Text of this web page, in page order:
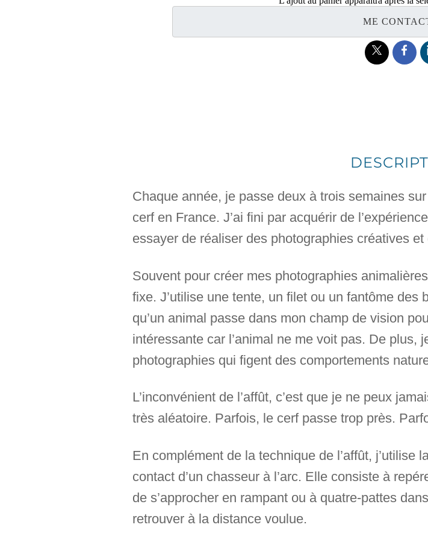
ME
Chaque année, je passe deux à trois semaines
cerf en France. J’ai fini par acquérir de
essayer de réaliser des photographies créatives et
Souvent pour créer mes photographies
fixe. J’utilise une tente, un filet ou un fantôme des
qu’un animal passe dans mon champ de vision
intéressante car l’animal ne me voit pas. De plus,
photographies qui figent des comportements
L’inconvénient de l’affût, c’est que je ne peux
très aléatoire. Parfois, le cerf passe trop près.
En complément de la technique de l’affût, j’utilise
contact d’un chasseur à l’arc. Elle consiste à
de s’approcher en rampant ou à quatre-pattes
retrouver à la distance voulue.